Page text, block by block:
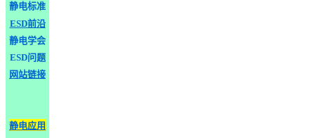
静电标准
ESD前沿
静电学会
ESD问题
网站链接
静电应用